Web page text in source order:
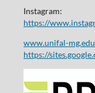
Instagram:
https://
www.unifal-
https://